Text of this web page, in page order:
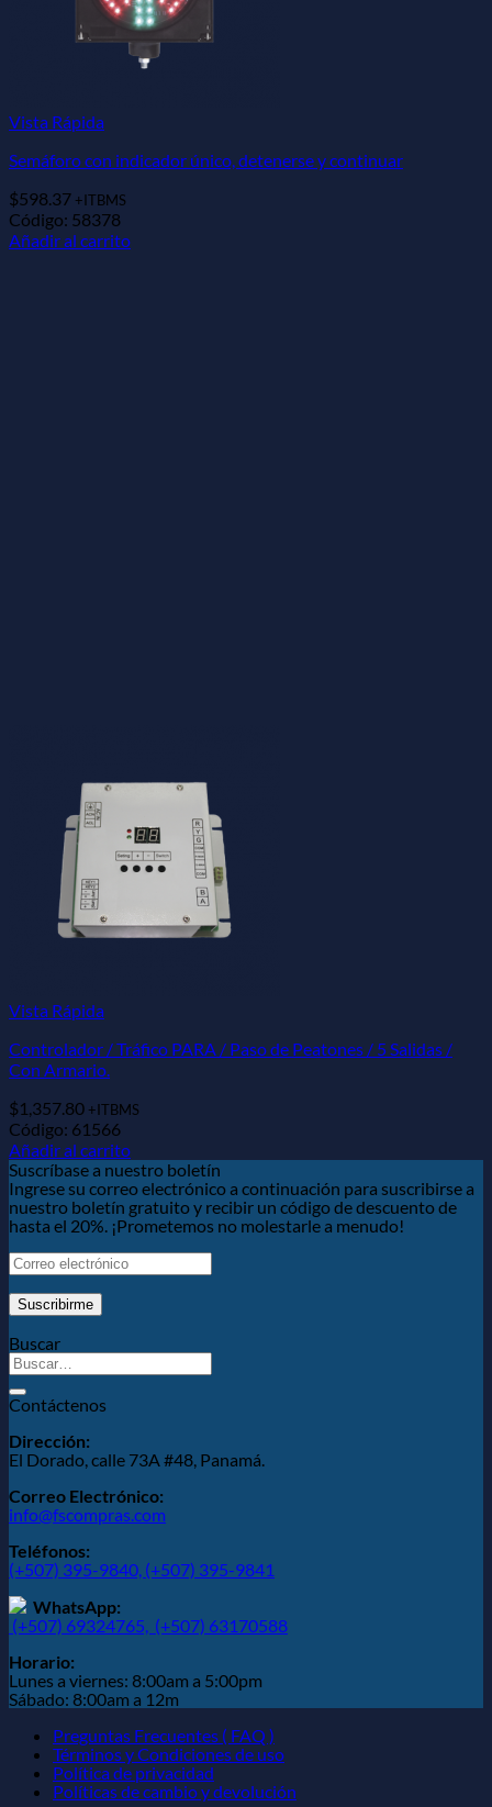
Vista Rápida
Semáforo con indicador único, detenerse y continuar
$598.37 +ITBMS
Código: 58378
Añadir al carrito
Vista Rápida
Controlador / Tráfico PARA / Paso de Peatones / 5 Salidas /
Con Armario.
$1,357.80 +ITBMS
Código: 61566
Añadir al carrito
Suscríbase a nuestro boletín
Ingrese su correo electrónico a continuación para suscribirse a
nuestro boletín gratuito y recibir un código de descuento de
hasta el 20%. ¡Prometemos no molestarle a menudo!
Buscar
Contáctenos
Dirección:
El Dorado, calle 73A #48, Panamá.
Correo Electrónico:
info@fscompras.com
Teléfonos:
(+507) 395-9840, (+507) 395-9841
WhatsApp:
(+507) 69324765, (+507) 63170588
Horario:
Lunes a viernes: 8:00am a 5:00pm
Sábado: 8:00am a 12m
Preguntas Frecuentes ( FAQ )
Términos y Condiciones de uso
Política de privacidad
Políticas de cambio y devolución